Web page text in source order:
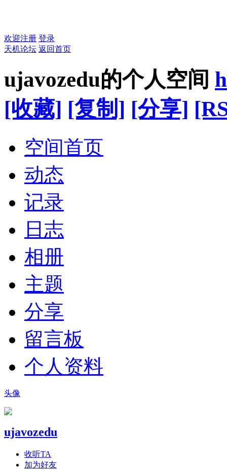
欢迎注册 登录
天机论坛 返回首页
ujavozedu的个人空间
[收藏] [复制] [分享]
空间首页
动态
记录
日志
相册
主题
分享
留言板
个人资料
头像
ujavozedu
收听TA
加为好友